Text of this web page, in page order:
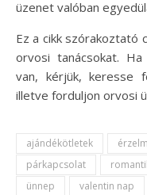
üzenet valóban
Ez a cikk szórakoztató
orvosi tanácsokat.
van, kérjük, keresse
illetve forduljon orvosi
ajándékötletek
párkapcsolat
ünnep
valentin nap